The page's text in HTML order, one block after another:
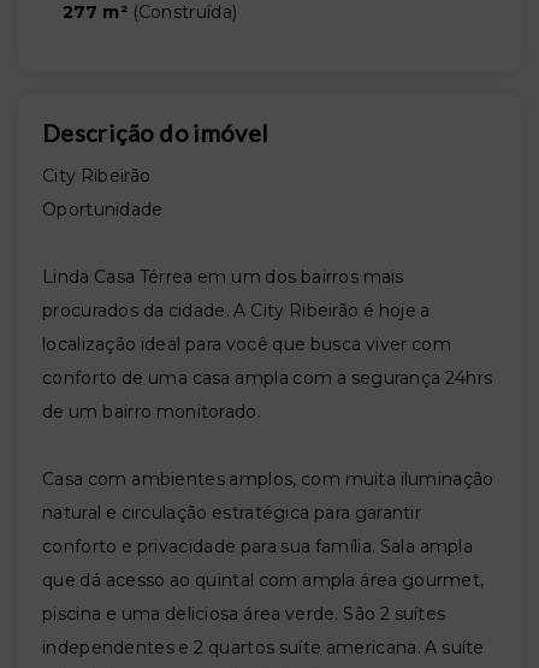
277 m² (Construída)
Descrição do imóvel
City Ribeirão
Oportunidade
Linda Casa Térrea em um dos bairros mais
procurados da cidade. A City Ribeirão é hoje a
localização ideal para você que busca viver com
conforto de uma casa ampla com a segurança 24hrs
de um bairro monitorado.
Casa com ambientes amplos, com muita iluminação
natural e circulação estratégica para garantir
conforto e privacidade para sua família. Sala ampla
que dá acesso ao quintal com ampla área gourmet,
piscina e uma deliciosa área verde. São 2 suítes
independentes e 2 quartos suíte americana. A suíte